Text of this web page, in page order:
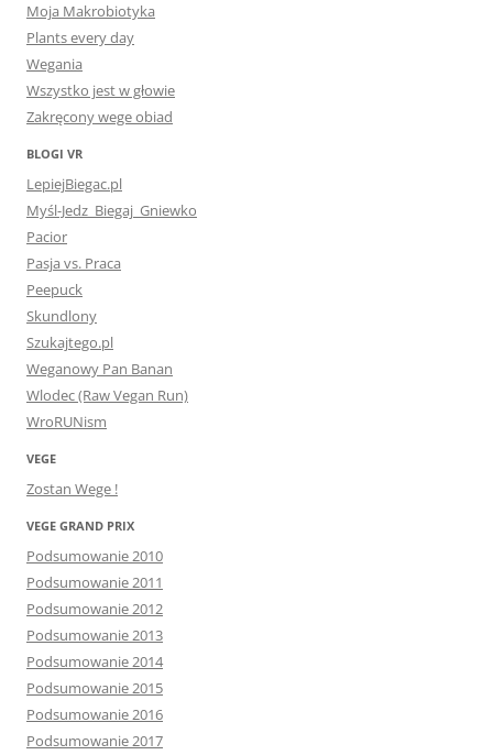
Moja Makrobiotyka
Plants every day
Wegania
Wszystko jest w głowie
Zakręcony wege obiad
BLOGI VR
LepiejBiegac.pl
Myśl-Jedz_Biegaj_Gniewko
Pacior
Pasja vs. Praca
Peepuck
Skundlony
Szukajtego.pl
Weganowy Pan Banan
Wlodec (Raw Vegan Run)
WroRUNism
VEGE
Zostan Wege !
VEGE GRAND PRIX
Podsumowanie 2010
Podsumowanie 2011
Podsumowanie 2012
Podsumowanie 2013
Podsumowanie 2014
Podsumowanie 2015
Podsumowanie 2016
Podsumowanie 2017